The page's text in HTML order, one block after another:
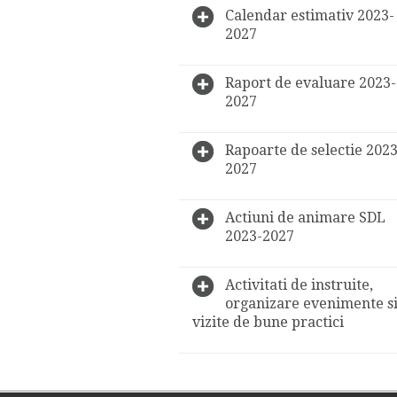
Calendar estimativ 2023-
2027
Raport de evaluare 2023-
2027
Rapoarte de selectie
2027
Actiuni de animare SDL
2023-2027
Activitati de instruite,
organizare evenimente si
vizite de bune practici